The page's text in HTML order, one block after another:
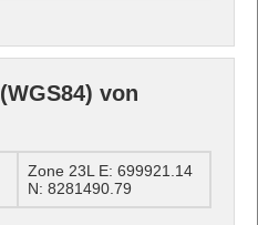
von
Zone 23L E: 699921.14
N: 8281490.79